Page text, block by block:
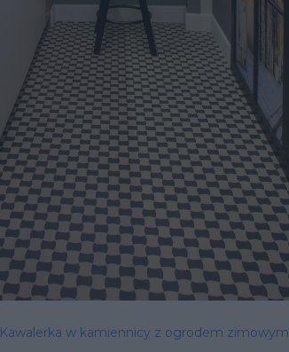
Kawalerka w kamiennicy z ogrodem zimowym